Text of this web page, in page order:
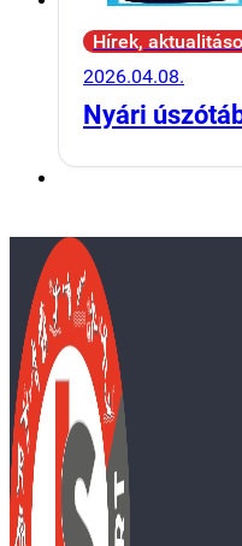
Hírek,
2026.04.08.
Nyári